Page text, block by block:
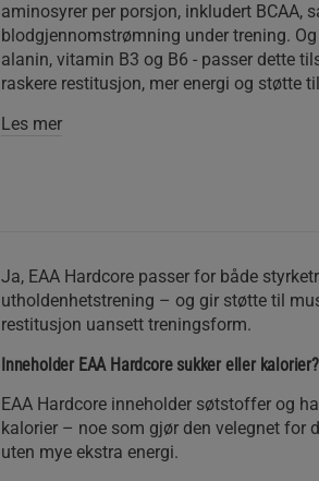
aminosyrer per porsjon, inkludert
blodgjennomstrømning under trening.
alanin, vitamin B3 og B6 - passer dette
raskere restitusjon, mer energi og støtte
Les mer
Ja, EAA Hardcore passer for både
utholdenhetstrening – og gir støtte til
restitusjon uansett treningsform.
Inneholder EAA Hardcore sukker eller kalorier?
EAA Hardcore inneholder søtstoffer og
kalorier – noe som gjør den velegnet for
uten mye ekstra energi.